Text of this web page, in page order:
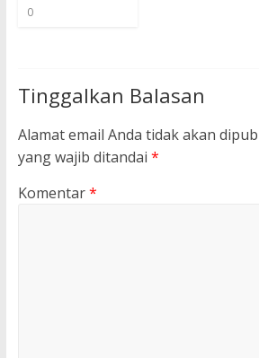
0
Tinggalkan Balasan
Alamat email Anda tidak akan
yang wajib ditandai *
Komentar*